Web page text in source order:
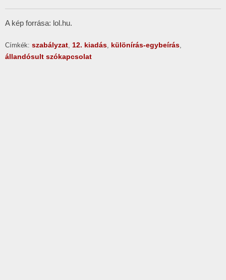
A kép forrása: lol.hu.
Címkék: szabályzat, 12. kiadás, különírás-egybeírás,
állandósult szókapcsolat